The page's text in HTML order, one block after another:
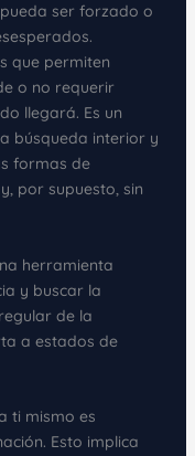
ser forzado o
que permiten
o no requerir
llegará. Es un
búsqueda interior y
formas de
por supuesto, sin
herramienta
y buscar la
de la
a estados de
ti mismo es
Esto implica